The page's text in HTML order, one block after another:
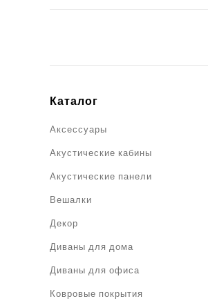
Каталог
Аксессуары
Акустические кабины
Акустические панели
Вешалки
Декор
Диваны для дома
Диваны для офиса
Ковровые покрытия